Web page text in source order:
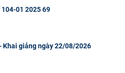
01 2025 69
Khai giảng ngày 22/08/2026